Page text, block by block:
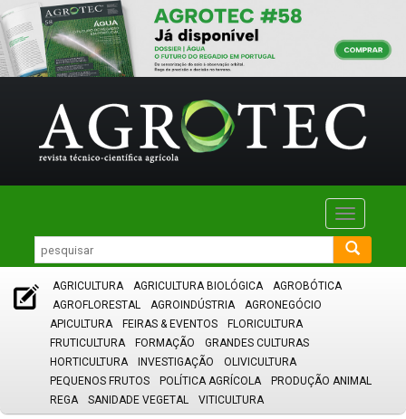
Toggle
AGRICULTURA AGRICULTURA BIOLÓGICA
AGROBÓTICA
AGROFLORESTAL
AGROINDÚSTRIA
AGRONEGÓCIO
APICULTURA
FEIRAS & EVENTOS
FLORICULTURA
FRUTICULTURA
FORMAÇÃO
GRANDES CULTURAS
HORTICULTURA
INVESTIGAÇÃO
OLIVICULTURA
PEQUENOS FRUTOS
POLÍTICA AGRÍCOLA
PRODUÇÃO ANIMAL
REGA
SANIDADE VEGETAL VITICULTURA